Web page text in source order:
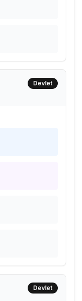
Devlet
Devlet